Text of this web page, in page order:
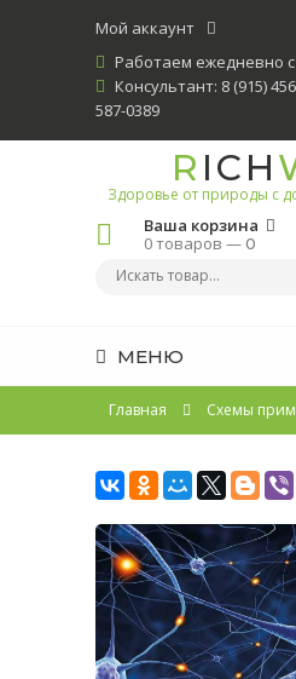
Мой аккаунт
Работаем ежедневно с
Консультант: 8 (915)
587-0389
R ICH
Здоровье от природы с
Ваша корзина
0 товаров —0
МЕНЮ
Главная Схемы